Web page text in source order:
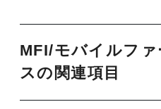
MFI/モバイルフ
スの関連項目